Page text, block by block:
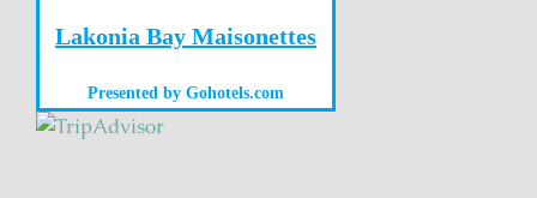
Lakonia Bay Maisonettes
Presented by Gohotels.com